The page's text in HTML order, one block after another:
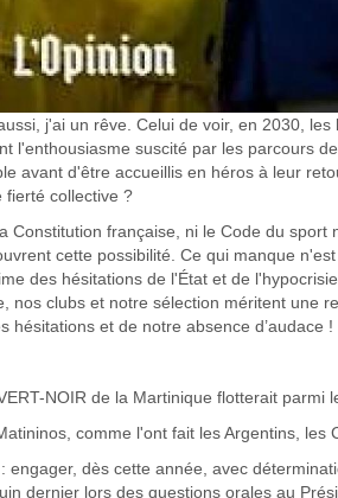
j'ai un rêve. Celui de voir, en 2030, les
l'enthousiasme suscité par les parcours
avant d'être accueillis en héros à leur
fierté collective ?
Constitution française, ni le Code du
cette possibilité. Ce qui manque
des hésitations de l'État et de
nos clubs et notre sélection méritent une
et de notre absence d’audace !
NOIR de la Martinique flotterait parmi
comme l'ont fait les Argentins, les
: engager, dès cette année, avec
dernier lors des questions orales au